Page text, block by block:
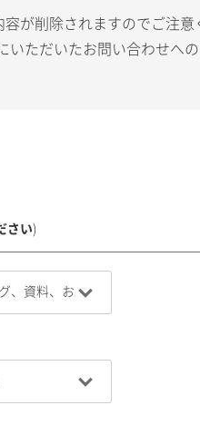
が削除されますのでご注意
いただいたお問い合わせへ
さい)